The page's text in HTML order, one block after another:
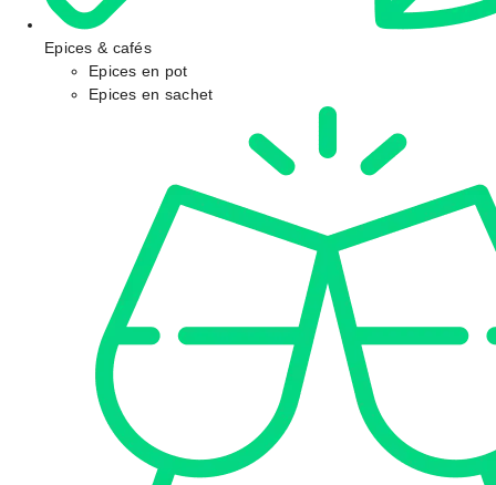
Epices & cafés
Epices en pot
Epices en sachet